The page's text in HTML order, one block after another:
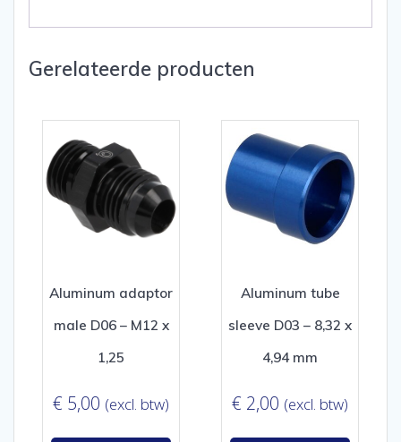
Gerelateerde producten
Aluminum adaptor
male D06 – M12 x
1,25
€ 5,00 (excl. btw)
Aluminum tube
sleeve D03 – 8,32 x
4,94 mm
€ 2,00 (excl. btw)